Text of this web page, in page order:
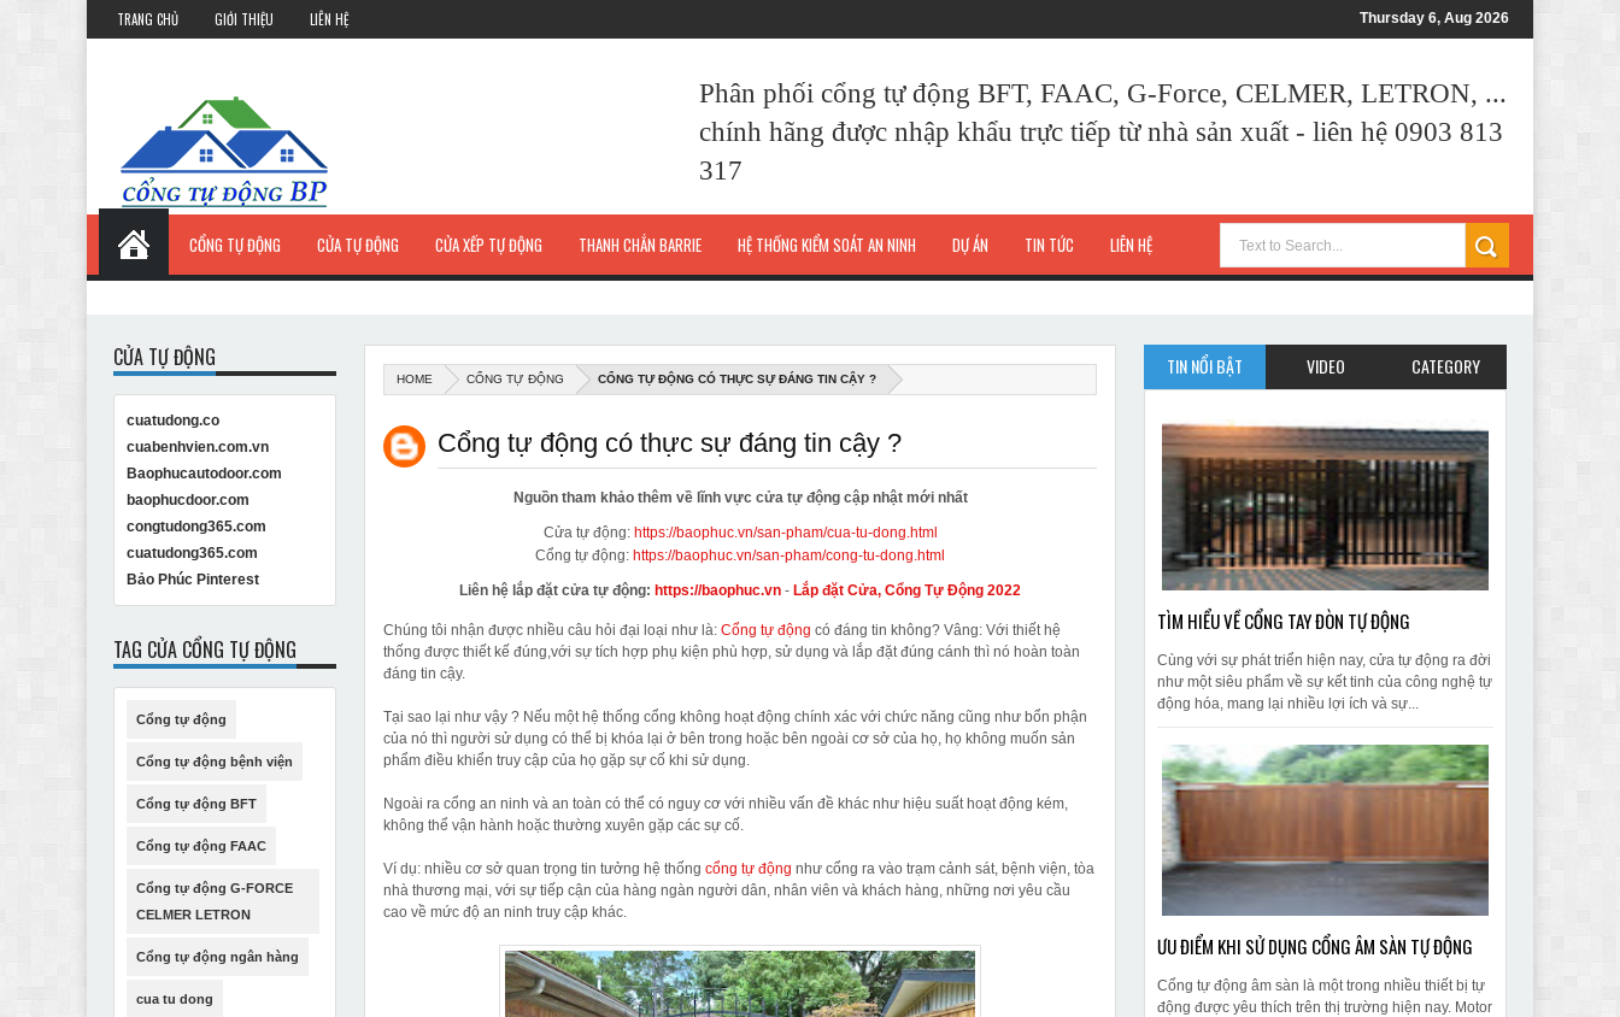
TRANG CHỦ GIỚI THIỆU LIÊN HỆ Thursday 6, Aug 2026
Phân phối cổng tự động BFT, FAAC, G-Force, CELMER, LETRON, ...
chính hãng được nhập khẩu trực tiếp từ nhà sản xuất - liên hệ 0903 813
317
CỔNG TỰ ĐỘNG CỬA TỰ ĐỘNG CỬA XẾP TỰ ĐỘNG THANH CHẮN BARRIE HỆ THỐNG KIỂM SOÁT AN NINH DỰ ÁN TIN TỨC LIÊN HỆ
HOME CỔNG TỰ ĐỘNG CỔNG TỰ ĐỘNG CÓ THỰC SỰ ĐÁNG TIN CẬY ?
Cổng tự động có thực sự đáng tin cậy ?
Nguồn tham khảo thêm về lĩnh vực cửa tự động cập nhật mới nhất
Cửa tự động: https://baophuc.vn/san-pham/cua-tu-dong.html
Cổng tự động: https://baophuc.vn/san-pham/cong-tu-dong.html
Liên hệ lắp đặt cửa tự động: https://baophuc.vn - Lắp đặt Cửa, Cổng Tự Động 2022
Chúng tôi nhận được nhiều câu hỏi đại loại như là:Cổng tự động có đáng tin không? Vâng: Với thiết hệ
thống được thiết kế đúng,với sự tích hợp phụ kiện phù hợp, sử dụng và lắp đặt đúng cánh thì nó hoàn toàn
đáng tin cậy.
Tại sao lại như vậy ? Nếu một hệ thống cổng không hoạt động chính xác với chức năng cũng như bổn phận
của nó thì người sử dụng có thể bị khóa lại ở bên trong hoặc bên ngoài cơ sở của họ, họ không muốn sản
phẩm điều khiển truy cập của họ gặp sự cố khi sử dụng.
Ngoài ra cổng an ninh và an toàn có thể có nguy cơ với nhiều vấn đề khác như hiệu suất hoạt động kém,
không thể vận hành hoặc thường xuyên gặp các sự cố.
Ví dụ: nhiều cơ sở quan trọng tin tưởng hệ thốngcổng tự động như cổng ra vào trạm cảnh sát, bệnh viện, tòa
nhà thương mại, với sự tiếp cận của hàng ngàn người dân, nhân viên và khách hàng, những nơi yêu cầu
cao về mức độ an ninh truy cập khác.
CỬA TỰ ĐỘNG
cuatudong.co
cuabenhvien.com.vn
Baophucautodoor.com
baophucdoor.com
congtudong365.com
cuatudong365.com
Bảo Phúc Pinterest
TAG CỬA CỔNG TỰ ĐỘNG
Cổng tự động
Cổng tự động bệnh viện
Cổng tự động BFT
Cổng tự động FAAC
Cổng tự động G-FORCE
CELMER LETRON
Cổng tự động ngân hàng
cua tu dong
TIN NỔI BẬT VIDEO CATEGORY
TÌM HIỂU VỀ CỔNG TAY ĐÒN TỰ ĐỘNG
Cùng với sự phát triển hiện nay, cửa tự động ra đời
như một siêu phẩm về sự kết tinh của công nghệ tự
động hóa, mang lại nhiều lợi ích và sự...
ƯU ĐIỂM KHI SỬ DỤNG CỔNG ÂM SÀN TỰ ĐỘNG
Cổng tự động âm sàn là một trong nhiều thiết bị tự
động được yêu thích trên thị trường hiện nay. Motor